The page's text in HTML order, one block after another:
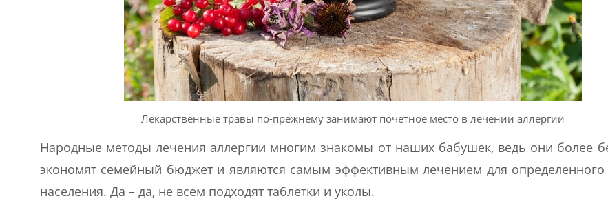
Лекарственные травы по-прежнему занимают почетное место в лечении аллергии
Народные методы лечения аллергии многим знакомы от наших бабушек, ведь они более
экономят семейный бюджет и являются самым эффективным лечением для определенного
населения. Да – да, не всем подходят таблетки и уколы.